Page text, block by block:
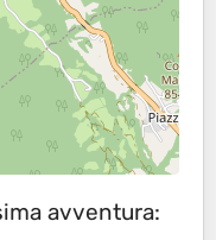
avventura: